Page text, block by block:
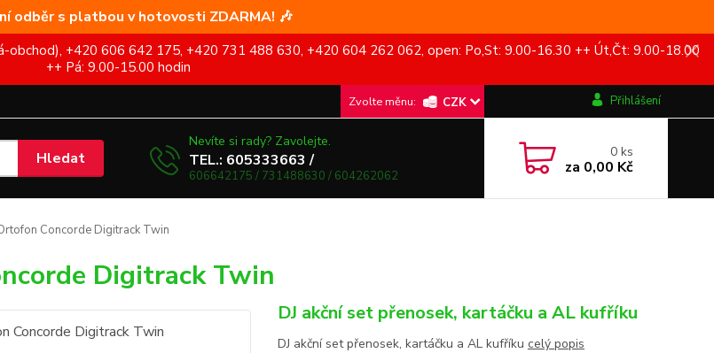
odběr s platbou v hotovosti ZDARMA! 🎶
obchod), +420 606 642 175, +420 731 488 630, +420 604 262 062, open: Po,St: 9.00-16.30 ++ Út,Čt: 9.00-18.00
++ Pá: 9.00-15.00 hodin
CZK Přihlášení
Hledat
Nevíte si rady? Zavolejte.
TEL.: 605333663 /
606642175 / 731488630 / 604262062
0ks
za 0,00 Kč
Concorde Digitrack Twin
Digitrack Twin
DJ akční set přenosek, kartáčku a AL kufříku
DJ akční set přenosek, kartáčku a AL kufříku celý popis